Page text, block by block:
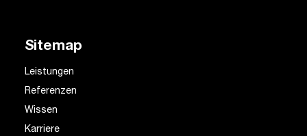
Sitemap
Leistungen
Referenzen
Wissen
Karriere